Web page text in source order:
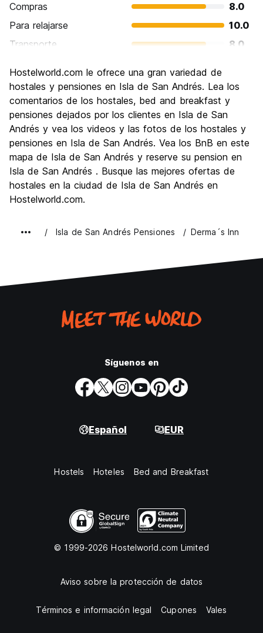
Compras
8.0
Para relajarse
10.0
Transporte
8.0
Cultura
6.0
Fiesta
8.0
Calidad Precio
Hostelworld.com le ofrece una gran variedad de
hostales y pensiones en Isla de San Andrés. Lea los
comentarios de los hostales, bed and breakfast y
pensiones dejados por los clientes en Isla de San
Andrés y vea los videos y las fotos de los hostales y
pensiones en Isla de San Andrés. Vea los BnB en este
mapa de Isla de San Andrés y reserve su pension en
Isla de San Andrés . Busque las mejores ofertas de
hostales en la ciudad de Isla de San Andrés en
Hostelworld.com.
Isla de San Andrés Pensiones Derma´s Inn
Síguenos en
Español EUR
Hostels Hoteles Bed and Breakfast
© 1999-2026 Hostelworld.com Limited
Aviso sobre la protección de datos
Términos e información legal Cupones Vales